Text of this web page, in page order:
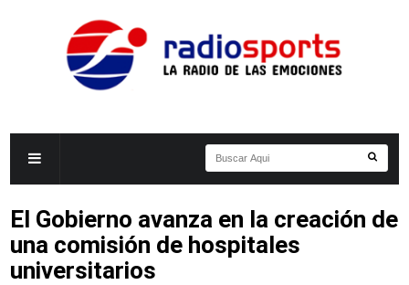
El Gobierno avanza en la creación de
una comisión de hospitales
universitarios